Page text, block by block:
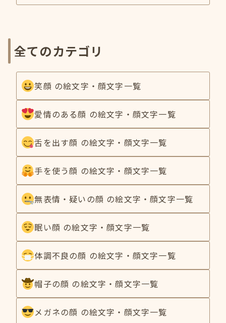
全てのカテゴリ
笑顔 の絵文字・顔文字一覧
愛情のある顔 の絵文字・顔文字一覧
舌を出す顔 の絵文字・顔文字一覧
手を使う顔 の絵文字・顔文字一覧
無表情・疑いの顔 の絵文字・顔文字一覧
眠い顔 の絵文字・顔文字一覧
体調不良の顔 の絵文字・顔文字一覧
帽子の顔 の絵文字・顔文字一覧
メガネの顔 の絵文字・顔文字一覧